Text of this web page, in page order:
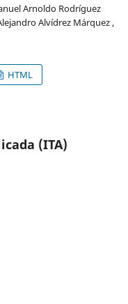
Arnoldo Rodríguez
Alvídrez Márquez ,
HTML
(ITA)